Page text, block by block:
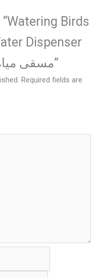
Birds
Dispenser
مسقى مياه للدواجن – سعة 8 لتر”
Required fields are